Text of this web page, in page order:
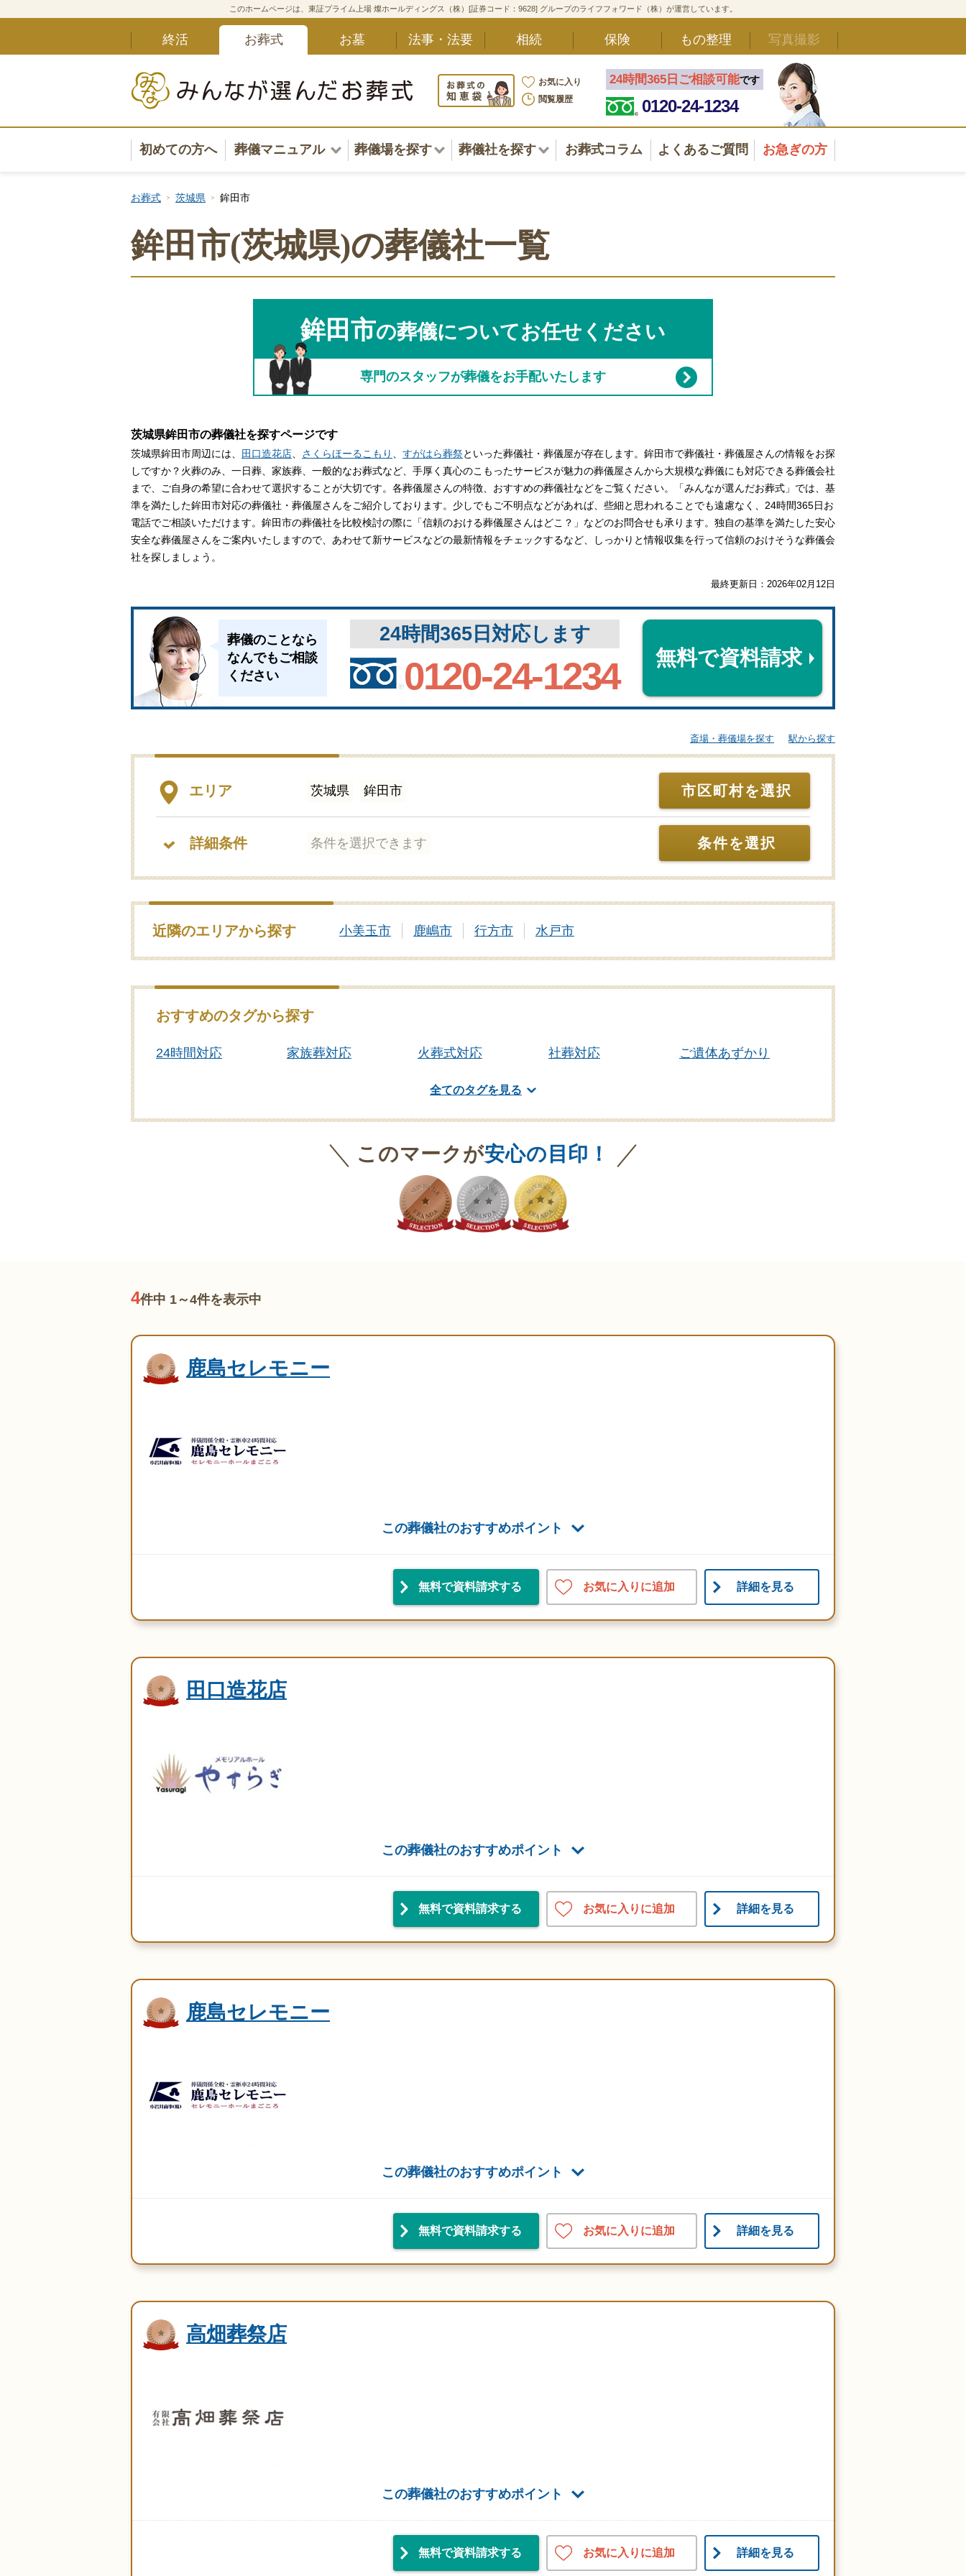
このホームページは、東証プライム上場 燦ホールディングス（株）[証券コード：9628] グループのライフフォワード（株）が運営しています。
終活 お葬式 お墓 法事・法要 相続 保険 もの整理 写真撮影
お気に入り
閲覧履歴
24時間365日ご相談可能です
0120-24-1234
初めての方へ 葬儀マニュアル
葬儀安心サポート
葬儀の準備〜葬儀後まで
葬儀の選び方
家族葬とは
葬儀費用の平均相場
葬儀場を探す
東北・甲信越・北陸
関東
中部・東海
関西
中国・四国
葬儀社を探す
東北・甲信越・北陸
関東
中部・東海
関西
中国・四国
お葬式コラム よくあるご質問 お急ぎの方
お葬式 茨城県 鉾田市
鉾田市(茨城県)の葬儀社一覧
鉾田市の葬儀についてお任せください
専門のスタッフが葬儀をお手配いたします
茨城県鉾田市の葬儀社を探すページです
茨城県鉾田市周辺には、 田口造花店 さくらほーるこもり すがはら葬祭といった葬儀社・葬儀屋が存在します。鉾田市で葬儀社・葬儀屋さんの情報をお探
しですか？火葬のみ、一日葬、家族葬、一般的なお葬式など、手厚く真心のこもったサービスが魅力の葬儀屋さんから大規模な葬儀にも対応できる葬儀会社
まで、ご自身の希望に合わせて選択することが大切です。各葬儀屋さんの特徴、おすすめの葬儀社などをご覧ください。「みんなが選んだお葬式」では、基
準を満たした鉾田市対応の葬儀社・葬儀屋さんをご紹介しております。少しでもご不明点などがあれば、些細と思われることでも遠慮なく、24時間365日お
電話でご相談いただけます。鉾田市の葬儀社を比較検討の際に「信頼のおける葬儀屋さんはどこ？」などのお問合せも承ります。独自の基準を満たした安心
安全な葬儀屋さんをご案内いたしますので、あわせて新サービスなどの最新情報をチェックするなど、しっかりと情報収集を行って信頼のおけそうな葬儀会
社を探しましょう。
最終更新日： 2026年02月12日
葬儀のことなら
なんでもご相談
ください
24時間365日対応します
0120-24-1234 無料で資料請求
斎場・葬儀場を探す 駅から探す
エリア 茨城県 鉾田市 市区町村を選択
詳細条件 条件を選択できます 条件を選択
近隣のエリアから探す 小美玉市 鹿嶋市 行方市 水戸市
おすすめのタグから探す
24時間対応 家族葬対応 火葬式対応 社葬対応 ご遺体あずかり
全てのタグを見る
このマークが安心の目印！
4件中 1～4件を表示中
鹿島セレモニー
この葬儀社のおすすめポイント
無料で資料請求する お気に入りに追加 詳細を見る
田口造花店
この葬儀社のおすすめポイント
無料で資料請求する お気に入りに追加 詳細を見る
鹿島セレモニー
この葬儀社のおすすめポイント
無料で資料請求する お気に入りに追加 詳細を見る
高畑葬祭店
この葬儀社のおすすめポイント
無料で資料請求する お気に入りに追加 詳細を見る